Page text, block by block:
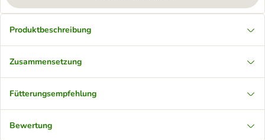
Produktbeschreibung
Zusammensetzung
Fütterungsempfehlung
Bewertung